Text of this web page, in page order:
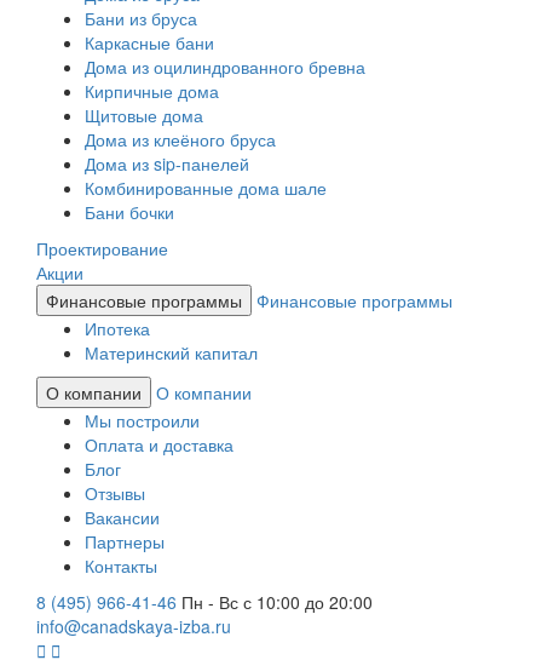
Бани из бруса
Каркасные бани
Дома из оцилиндрованного бревна
Кирпичные дома
Щитовые дома
Дома из клеёного бруса
Дома из sip-панелей
Комбинированные дома шале
Бани бочки
Проектирование
Акции
Финансовые программы
Финансовые программы
Ипотека
Материнский капитал
О компании
О компании
Мы построили
Оплата и доставка
Блог
Отзывы
Вакансии
Партнеры
Контакты
8 (495) 966-41-46 Пн - Вс с 10:00 до 20:00
info@canadskaya-izba.ru